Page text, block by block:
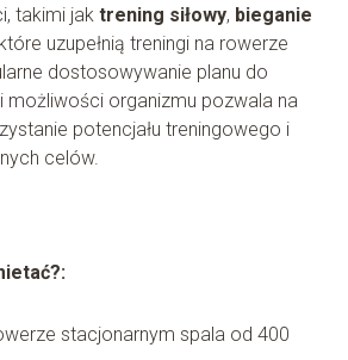
takimi jak trening siłowy, bieganie
uzupełnią treningi na rowerze
dostosowywanie planu do
możliwości organizmu pozwala na
potencjału treningowego i
celów.
stacjonarnym spala od 400